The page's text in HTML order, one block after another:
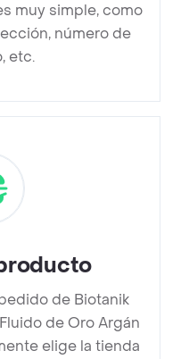
muy simple, como
número de
etc.
de Biotanik
de Oro Argán
elige la tienda